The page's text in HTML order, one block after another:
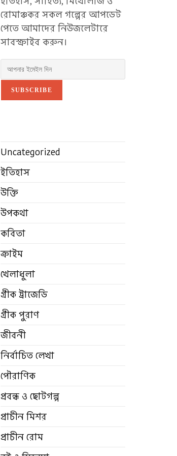
রোমাঞ্চকর সকল গল্পের আপডেট
পেতে আমাদের নিউজলেটারে
সাবস্ক্রাইব করুন।
SUBSCRIBE
Uncategorized
ইতিহাস
উক্তি
উপকথা
কবিতা
ক্রাইম
খেলাধুলা
গ্রীক ট্রাজেডি
গ্রীক পুরাণ
জীবনী
নির্বাচিত লেখা
পৌরাণিক
প্রবন্ধ ও ছোটগল্প
প্রাচীন মিশর
প্রাচীন রোম